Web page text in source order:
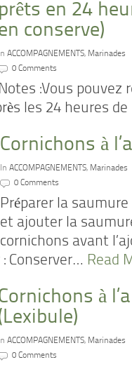
prêts en 24
conserve)
In ACCOMPAGNEMENTS, Marinades
0 Comments
Notes :Vous pouvez
les 24 heures
Cornichons à
In ACCOMPAGNEMENTS, Marinades
0 Comments
Préparer la
et ajouter la
cornichons avant
Conserver… Read
à
In ACCOMPAGNEMENTS, Marinades
0 Comments